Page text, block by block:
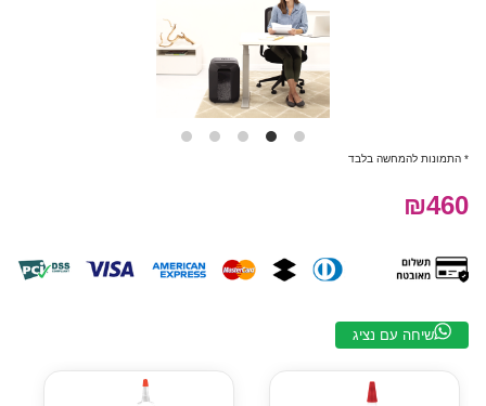
* התמונות להמחשה בלבד
₪460
שיחה עם נציג